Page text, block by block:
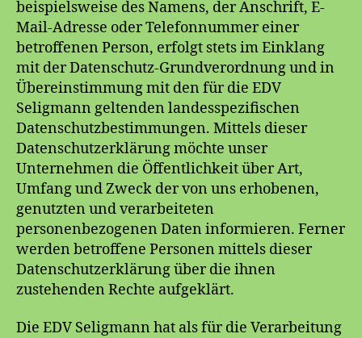
beispielsweise des Namens, der Anschrift, E-
Mail-Adresse oder Telefonnummer einer
betroffenen Person, erfolgt stets im Einklang
mit der Datenschutz-Grundverordnung und in
Übereinstimmung mit den für die EDV
Seligmann geltenden landesspezifischen
Datenschutzbestimmungen. Mittels dieser
Datenschutzerklärung möchte unser
Unternehmen die Öffentlichkeit über Art,
Umfang und Zweck der von uns erhobenen,
genutzten und verarbeiteten
personenbezogenen Daten informieren. Ferner
werden betroffene Personen mittels dieser
Datenschutzerklärung über die ihnen
zustehenden Rechte aufgeklärt.
Die EDV Seligmann hat als für die Verarbeitung